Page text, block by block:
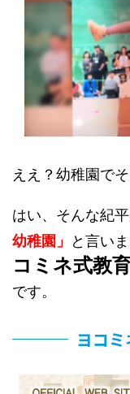
ええ？幼稚園で
はい、そんな紀
幼稚園」
と言い
コミネ式教育
です。
ヨコミ